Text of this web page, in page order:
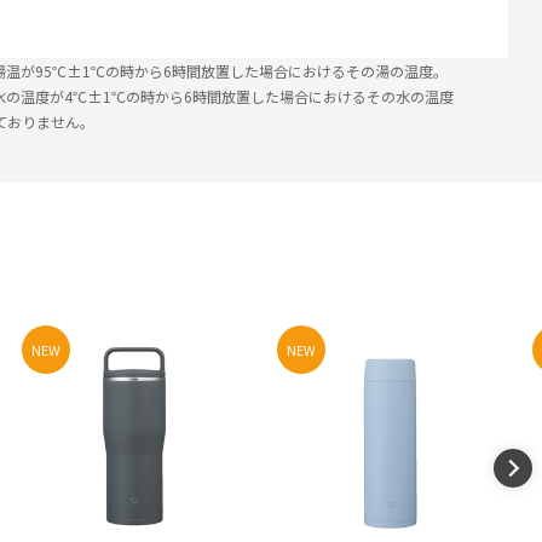
が95℃±1℃の時から6時間放置した場合におけるその湯の温度。
温度が4℃±1℃の時から6時間放置した場合におけるその水の温度
りません。
NEW NEW